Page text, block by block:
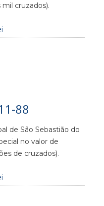
cruzados).
88
de São Sebastião do
no valor de
de cruzados).